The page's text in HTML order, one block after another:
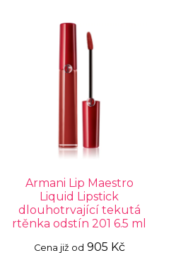
Armani Lip Maestro
Liquid Lipstick
dlouhotrvající tekutá
rtěnka odstín 201 6.5 ml
Cena již od 905 Kč